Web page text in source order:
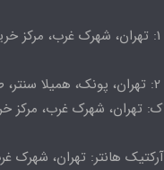
📍 مزون: شعبه 1: تهران، شهرک غرب،
تهران، شهرک غرب، مرکز
هانتر: تهران، شهرک